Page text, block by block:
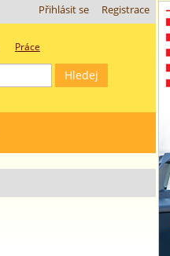
Registrace
Přihlásit se
Práce